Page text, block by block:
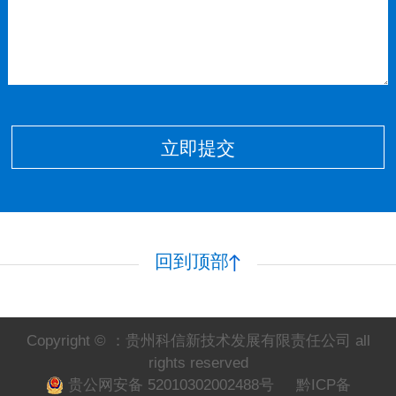
立即提交
回到顶部
Copyright © ：贵州科信新技术发展有限责任公司 all
rights reserved
贵公网安备 52010302002488号
黔ICP备